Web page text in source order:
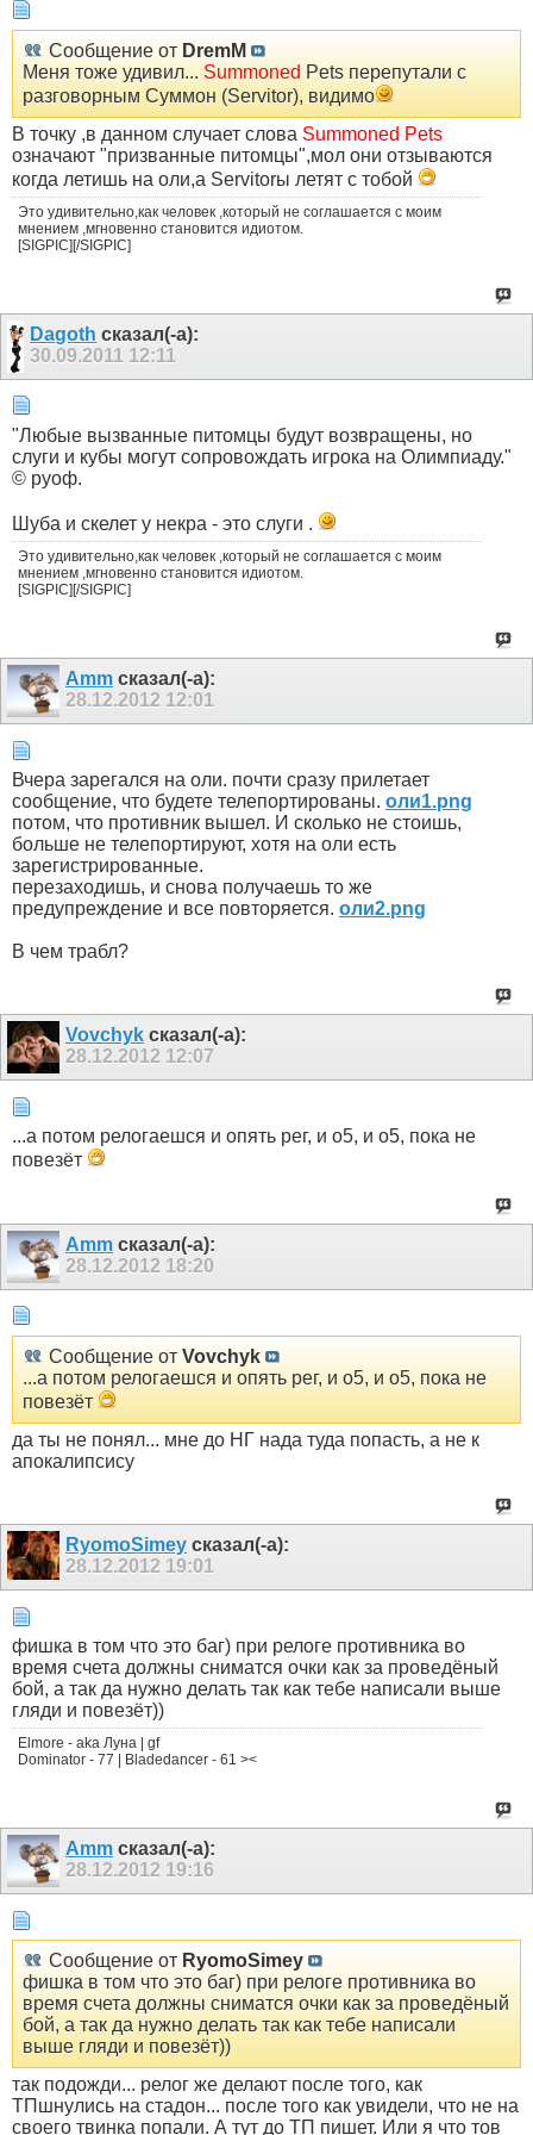
Сообщение от DremM
Меня тоже удивил... Summoned Pets перепутали с
разговорным Суммон (Servitor), видимо
В точку ,в данном случает слова Summoned Pets
означают "призванные питомцы",мол они отзываются
когда летишь на оли,а Servitorы летят с тобой
Это удивительно,как человек ,который не соглашается с моим
мнением ,мгновенно становится идиотом.
[SIGPIC][/SIGPIC]
Dagoth сказал(-а):
30.09.2011 12:11
"Любые вызванные питомцы будут возвращены, но
слуги и кубы могут сопровождать игрока на Олимпиаду."
© руоф.
Шуба и скелет у некра - это слуги .
Это удивительно,как человек ,который не соглашается с моим
мнением ,мгновенно становится идиотом.
[SIGPIC][/SIGPIC]
Amm сказал(-а):
28.12.2012 12:01
Вчера зарегался на оли. почти сразу прилетает
сообщение, что будете телепортированы. оли1.png
потом, что противник вышел. И сколько не стоишь,
больше не телепортируют, хотя на оли есть
зарегистрированные.
перезаходишь, и снова получаешь то же
предупреждение и все повторяется. оли2.png
В чем трабл?
Vovchyk сказал(-а):
28.12.2012 12:07
...а потом релогаешся и опять рег, и о5, и о5, пока не
повезёт
Amm сказал(-а):
28.12.2012 18:20
Сообщение от Vovchyk
...а потом релогаешся и опять рег, и о5, и о5, пока не
повезёт
да ты не понял... мне до НГ нада туда попасть, а не к
апокалипсису
RyomoSimey сказал(-а):
28.12.2012 19:01
фишка в том что это баг) при релоге противника во
время счета должны сниматся очки как за проведёный
бой, а так да нужно делать так как тебе написали выше
гляди и повезёт))
Elmore - aka Луна | gf
Dominator - 77 | Bladedancer - 61 ><
Amm сказал(-а):
28.12.2012 19:16
Сообщение от RyomoSimey
фишка в том что это баг) при релоге противника во
время счета должны сниматся очки как за проведёный
бой, а так да нужно делать так как тебе написали
выше гляди и повезёт))
так подожди... релог же делают после того, как
ТПшнулись на стадон... после того как увидели, что не на
своего твинка попали. А тут до ТП пишет. Или я что тов